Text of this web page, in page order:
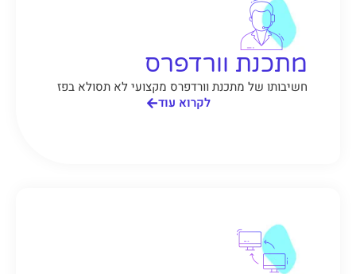
מתכנת וורדפרס
חשיבותו של מתכנת וורדפרס מקצועי לא תסולא בפז
לקרוא עוד